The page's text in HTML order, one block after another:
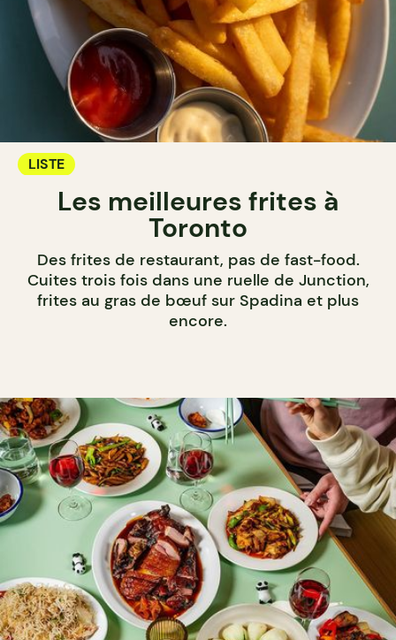
LISTE
Les meilleures frites à
Toronto
Des frites de restaurant, pas de fast-food.
Cuites trois fois dans une ruelle de Junction,
frites au gras de bœuf sur Spadina et plus
encore.